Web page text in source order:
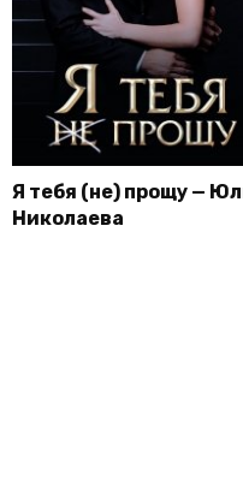
Я тебя (не) прощу —
Николаева